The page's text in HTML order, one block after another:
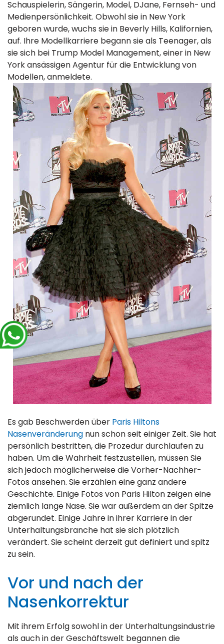
Schauspielerin, Sängerin, Model, DJane, Fernseh- und
Medienpersönlichkeit. Obwohl sie in New York
geboren wurde, wuchs sie in Beverly Hills, Kalifornien,
auf. Ihre Modellkarriere begann sie als Teenager, als
sie sich bei Trump Model Management, einer in New
York ansässigen Agentur für die Entwicklung von
Modellen, anmeldete.
Es gab Beschwerden über Paris Hiltons
Nasenveränderung nun schon seit einiger Zeit. Sie hat
persönlich bestritten, die Prozedur durchlaufen zu
haben. Um die Wahrheit festzustellen, müssen Sie
sich jedoch möglicherweise die Vorher-Nachher-
Fotos ansehen. Sie erzählen eine ganz andere
Geschichte. Einige Fotos von Paris Hilton zeigen eine
ziemlich lange Nase. Sie war außerdem an der Spitze
abgerundet. Einige Jahre in ihrer Karriere in der
Unterhaltungsbranche hat sie sich plötzlich
verändert. Sie scheint derzeit gut definiert und spitz
zu sein.
Vor und nach der
Nasenkorrektur
Mit ihrem Erfolg sowohl in der Unterhaltungsindustrie
als auch in der Geschäftswelt begannen die